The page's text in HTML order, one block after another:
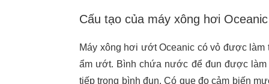
Cấu tạo của máy xông hơi
Máy xông hơi ướt Oceanic có vỏ được
ẩm ướt. Bình chứa nước để đun được
tiếp trong bình đun. Có que đo cảm biến